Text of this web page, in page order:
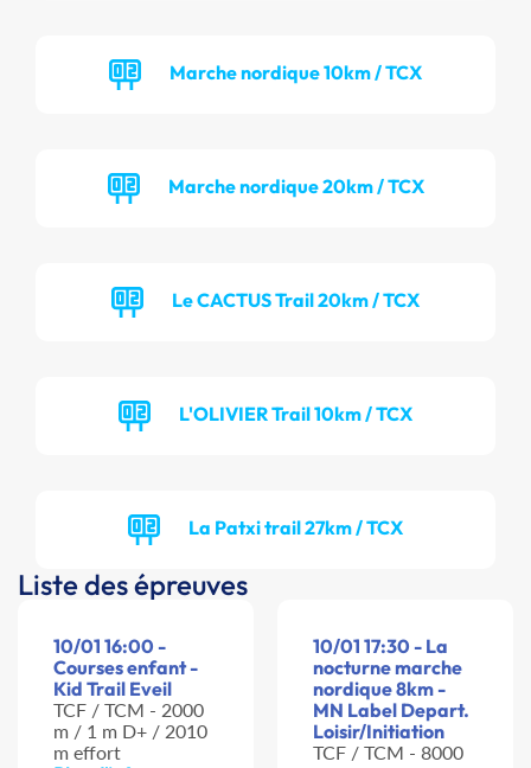
Marche nordique 10km / TCX
Marche nordique 20km / TCX
Le CACTUS Trail 20km / TCX
L'OLIVIER Trail 10km / TCX
La Patxi trail 27km / TCX
Liste des épreuves
10/01 16:00 -
Courses enfant -
Kid Trail Eveil
TCF / TCM - 2000
m / 1 m D+ / 2010
m effort
10/01 17:30 - La
nocturne marche
nordique 8km -
MN Label Depart.
Loisir/Initiation
TCF / TCM - 8000